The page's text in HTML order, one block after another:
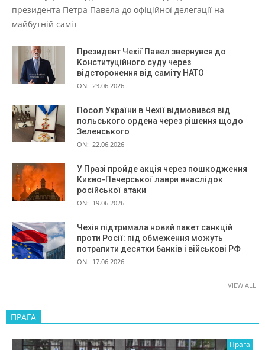
президента Петра Павела до офіційної делегації на
майбутній саміт
Президент Чехії Павел звернувся до
Конституційного суду через
відсторонення від саміту НАТО
ON: 23.06.2026
Посол України в Чехії відмовився від
польського ордена через рішення щодо
Зеленського
ON: 22.06.2026
У Празі пройде акція через пошкодження
Києво-Печерської лаври внаслідок
російської атаки
ON: 19.06.2026
Чехія підтримала новий пакет санкцій
проти Росії: під обмеження можуть
потрапити десятки банків і військові РФ
ON: 17.06.2026
VIEW ALL
ПРАГА
Прага